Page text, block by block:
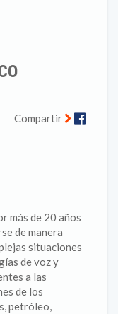
Compartir
más de 20 años
de manera
situaciones
de voz y
a las
de los
petróleo,